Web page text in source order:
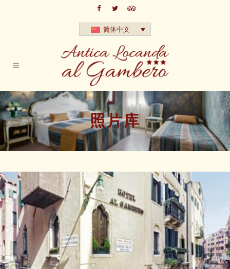
简体中文
照片库